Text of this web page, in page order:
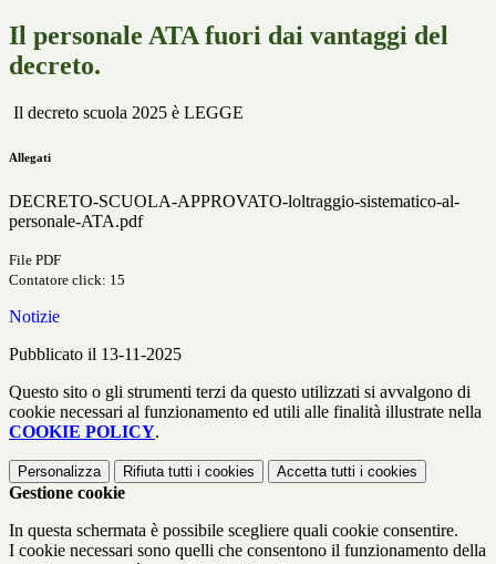
Il personale ATA fuori dai vantaggi del
decreto.
Il decreto scuola 2025 è LEGGE
Allegati
DECRETO-SCUOLA-APPROVATO-loltraggio-sistematico-al-
personale-ATA.pdf
File PDF
Contatore click: 15
Notizie
Pubblicato il 13-11-2025
Questo sito o gli strumenti terzi da questo utilizzati si avvalgono di
cookie necessari al funzionamento ed utili alle finalità illustrate nella
COOKIE POLICY.
Personalizza Rifiuta tutti i cookies Accetta tutti i cookies
Gestione cookie
In questa schermata è possibile scegliere quali cookie consentire.
I cookie necessari sono quelli che consentono il funzionamento della